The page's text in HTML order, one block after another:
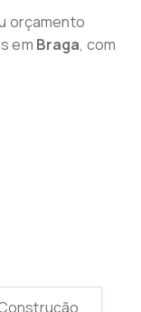
orçamento
em Braga, com